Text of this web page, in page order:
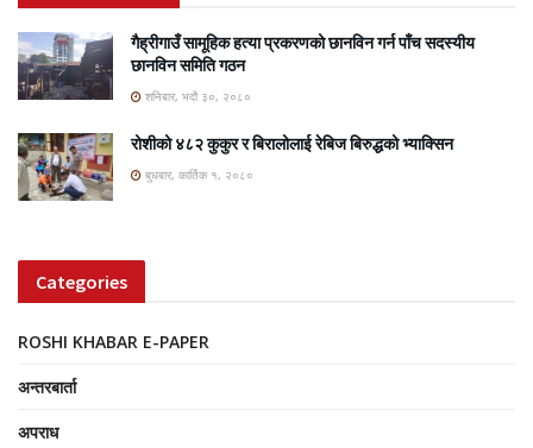
गैह्रीगाउँ सामूहिक हत्या प्रकरणको छानविन गर्न पाँच सदस्यीय
छानविन समिति गठन
शनिबार, भदौ ३०, २०८०
रोशीको ४८२ कुकुर र बिरालोलाई रेबिज बिरुद्धको भ्याक्सिन
बुधबार, कार्तिक १, २०८०
Categories
ROSHI KHABAR E-PAPER
अन्तरबार्ता
अपराध